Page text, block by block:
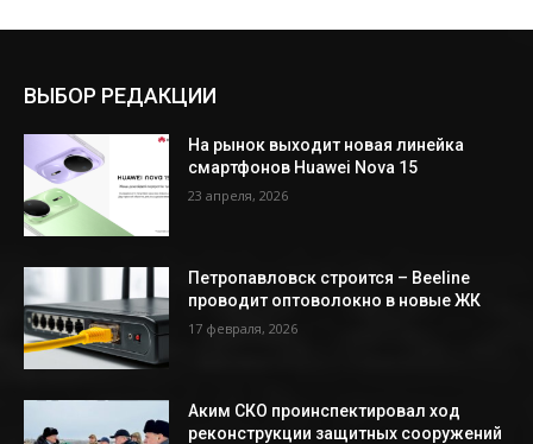
ВЫБОР РЕДАКЦИИ
На рынок выходит новая линейка
смартфонов Huawei Nova 15
23 апреля, 2026
Петропавловск строится – Beeline
проводит оптоволокно в новые ЖК
17 февраля, 2026
Аким СКО проинспектировал ход
реконструкции защитных сооружений